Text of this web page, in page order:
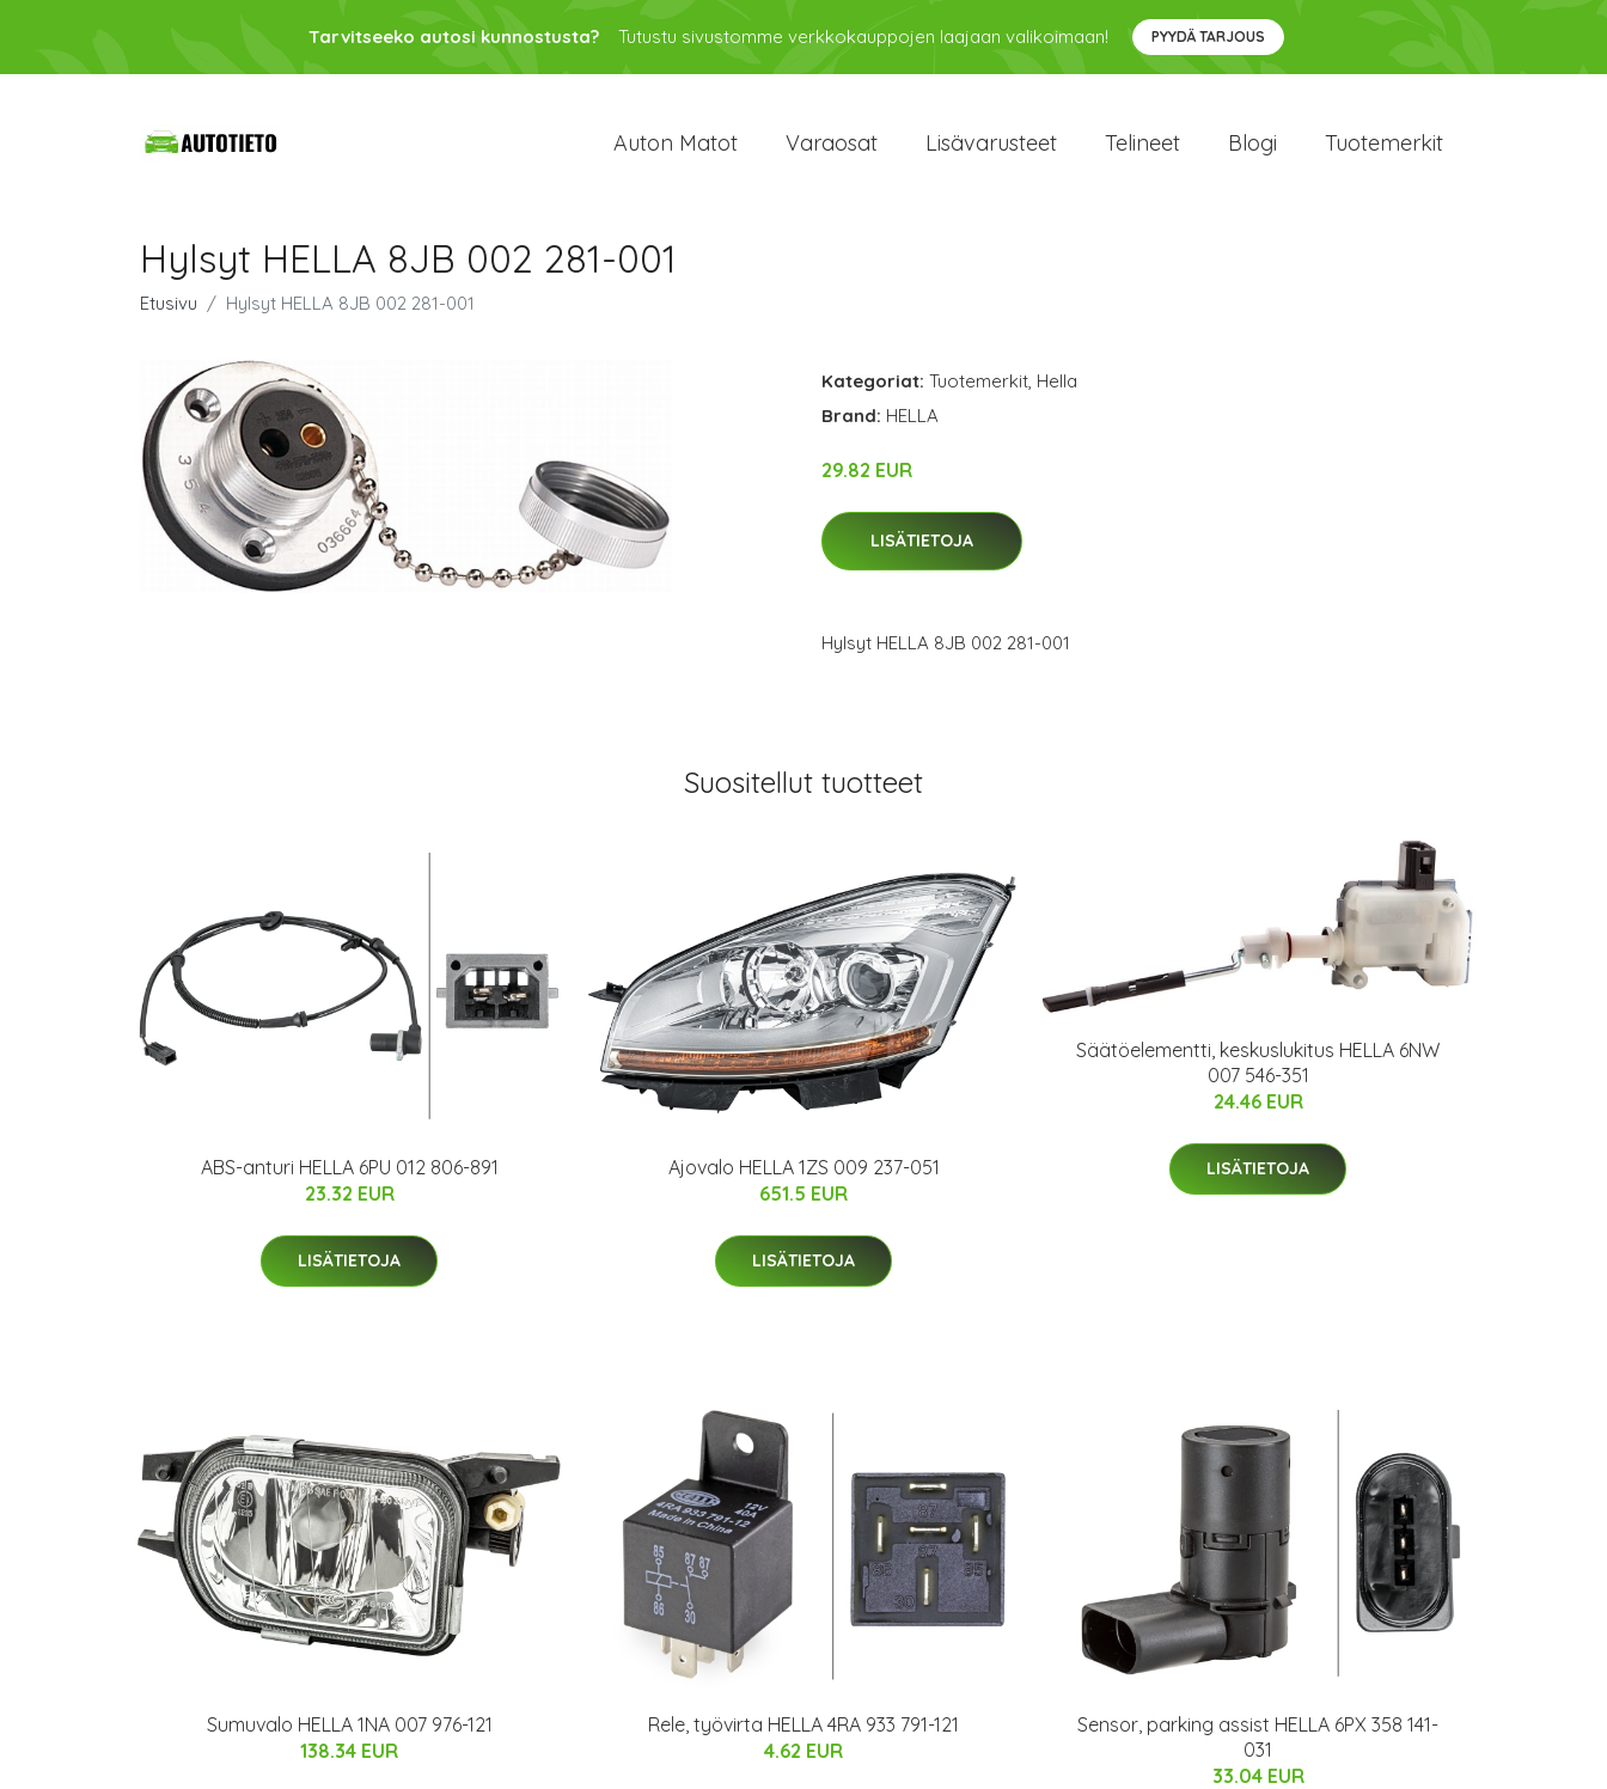
Tarvitseeko autosi kunnostusta? Tutustu sivustomme verkkokauppojen laajaan valikoimaan! PYYDÄ TARJOUS
Auton Matot Varaosat Lisävarusteet Telineet Blogi Tuotemerkit
Hylsyt HELLA 8JB 002 281-001
Etusivu Hylsyt HELLA 8JB 002 281-001
Kategoriat: Tuotemerkit, Hella
Brand: HELLA
29.82 EUR
LISÄTIETOJA
Hylsyt HELLA 8JB 002 281-001
Suositellut tuotteet
ABS-anturi HELLA 6PU 012 806-891
23.32 EUR
LISÄTIETOJA
Ajovalo HELLA 1ZS 009 237-051
651.5 EUR
LISÄTIETOJA
Säätöelementti, keskuslukitus HELLA 6NW
007 546-351
24.46 EUR
LISÄTIETOJA
Sumuvalo HELLA 1NA 007 976-121
138.34 EUR
Rele, työvirta HELLA 4RA 933 791-121
4.62 EUR
Sensor, parking assist HELLA 6PX 358 141-
031
33.04 EUR